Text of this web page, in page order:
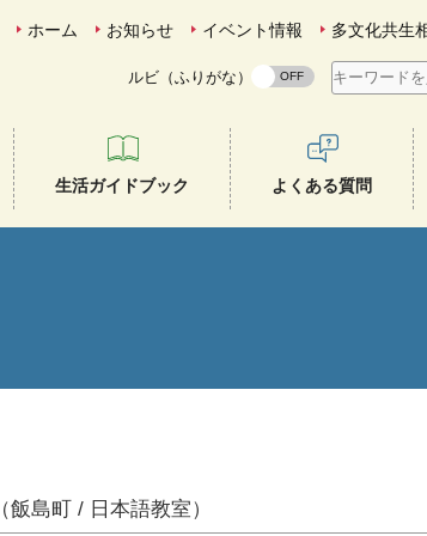
ホーム お知らせ イベント情報 多文化共生
ルビ（ふりがな）
生活ガイドブック よくある質問
（飯島町 / 日本語教室）